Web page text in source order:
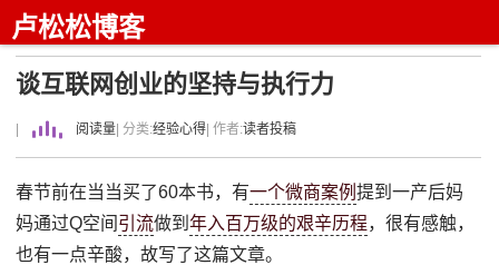
卢松松博客
谈互联网创业的坚持与执行力
阅读量 | 分类:经验心得 | 作者:读者投稿
春节前在当当买了60本书，有一个微商案例提到一产后妈
妈通过Q空间 引流做到年入百万级的艰辛历程，很有感触，
也有一点辛酸，故写了这篇文章。